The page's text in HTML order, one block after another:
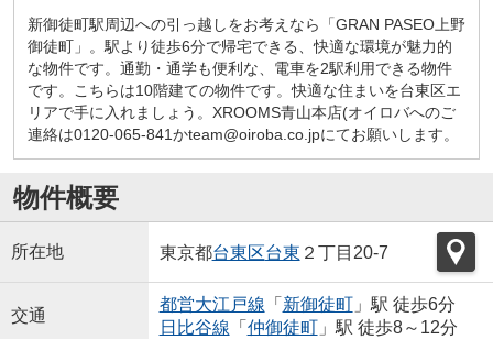
新御徒町駅周辺への引っ越しをお考えなら「GRAN PASEO上野
御徒町」。駅より徒歩6分で帰宅できる、快適な環境が魅力的
な物件です。通勤・通学も便利な、電車を2駅利用できる物件
です。こちらは10階建ての物件です。快適な住まいを台東区エ
リアで手に入れましょう。XROOMS青山本店(オイロバへのご
連絡は0120-065-841かteam@oiroba.co.jpにてお願いします。
物件概要
所在地 東京都台東区台東 ２丁目20-7
交通
都営大江戸線 「 新御徒町」駅 徒歩6分
日比谷線 「 仲御徒町」駅 徒歩8～12分